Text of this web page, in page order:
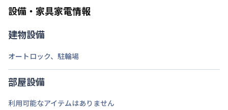
近隣駐車場ご紹介可能！！
・延長契約で１日刻みの延長OK！
・解除予告は１４日前！急な予定変更もご安心くださ
い。
・全部屋レイトチェックアウト付。翌日昼12時退去
▼家電・家具
テレビ、ドライヤー、炊飯ジャー、洗濯機、掃除機、
ベッド、冷蔵庫、電子レンジ、照明、ケトル、コン
ロ、イス、テーブル、テレビ台、カーテンを標準装
備。
▼キッチン・掃除用品
設備・家具家電情報
建物設備
オートロック、 駐輪場
部屋設備
利用可能なアイテムはありません